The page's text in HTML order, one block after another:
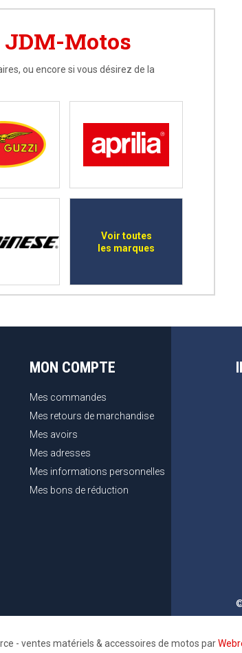
JDM-Motos
ou encore si vous désirez de la
Voir toutes
les marques
MON COMPTE
Mes commandes
Mes retours de marchandise
Mes avoirs
Mes adresses
Mes informations personnelles
Mes bons de réduction
- ventes matériels & accessoires de motos par